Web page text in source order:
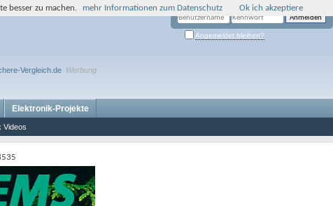
Angemeldet bleiben?
Werbung
Videos
Elektronik-Projekte
besser zu machen. mehr Informationen zum Datenschutz Ok ich akzeptiere